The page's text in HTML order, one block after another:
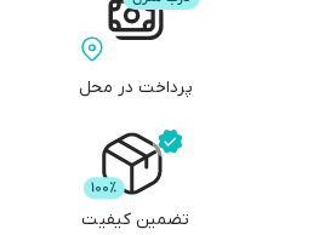
پرداخت در محل
تضمین کیفیت